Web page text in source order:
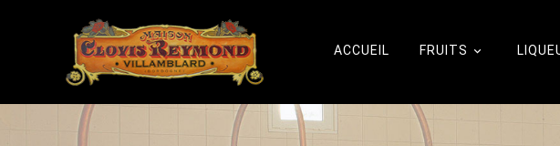
ACCUEIL 
FRUITS